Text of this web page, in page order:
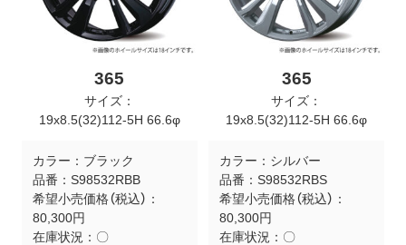
365
サイズ：
19x8.5(32)112-5H 66.6φ
カラー： ブラック
品番： S98532RBB
希望小売価格（税込）：
80,300円
在庫状況： 〇
365
サイズ：
19x8.5(32)112-5H 66.6φ
カラー： シルバー
品番： S98532RBS
希望小売価格（税込）：
80,300円
在庫状況： 〇